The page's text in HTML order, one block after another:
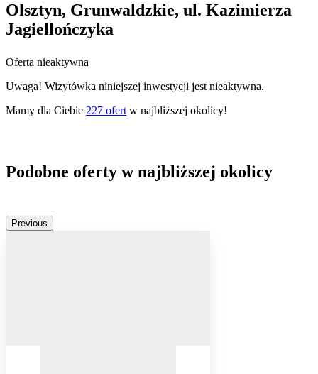
Olsztyn, Grunwaldzkie, ul. Kazimierza
Jagiellończyka
Oferta nieaktywna
Uwaga! Wizytówka niniejszej inwestycji jest nieaktywna.
Mamy dla Ciebie 227 ofert w najbliższej okolicy!
Podobne oferty w najbliższej okolicy
Previous